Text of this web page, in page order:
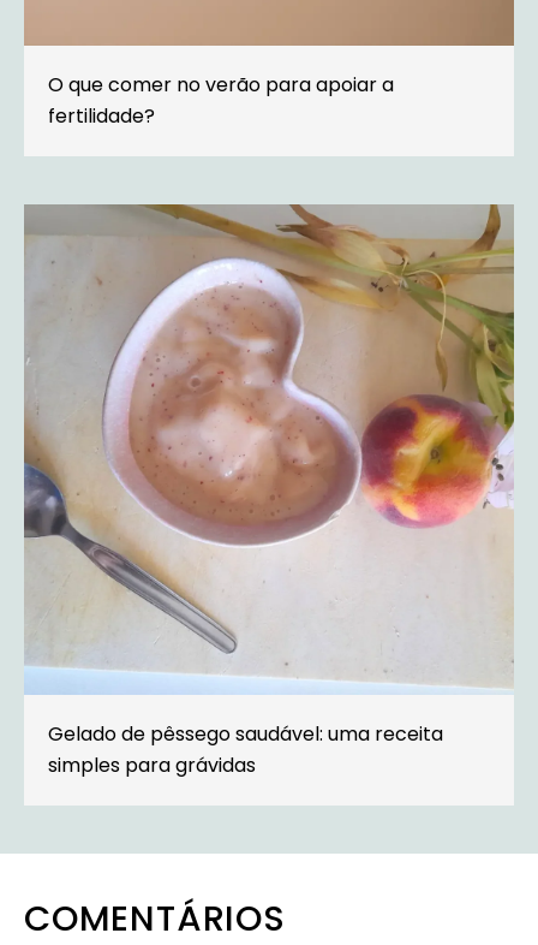
O que comer no verão para apoiar a
fertilidade?
Gelado de pêssego saudável: uma receita
simples para grávidas
COMENTÁRIOS